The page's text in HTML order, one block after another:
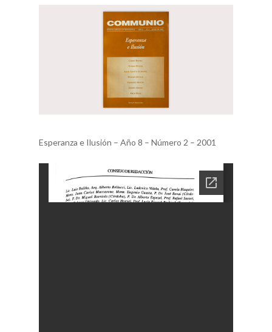
Esperanza e Ilusión – Año 8 – Número 2 – 2001